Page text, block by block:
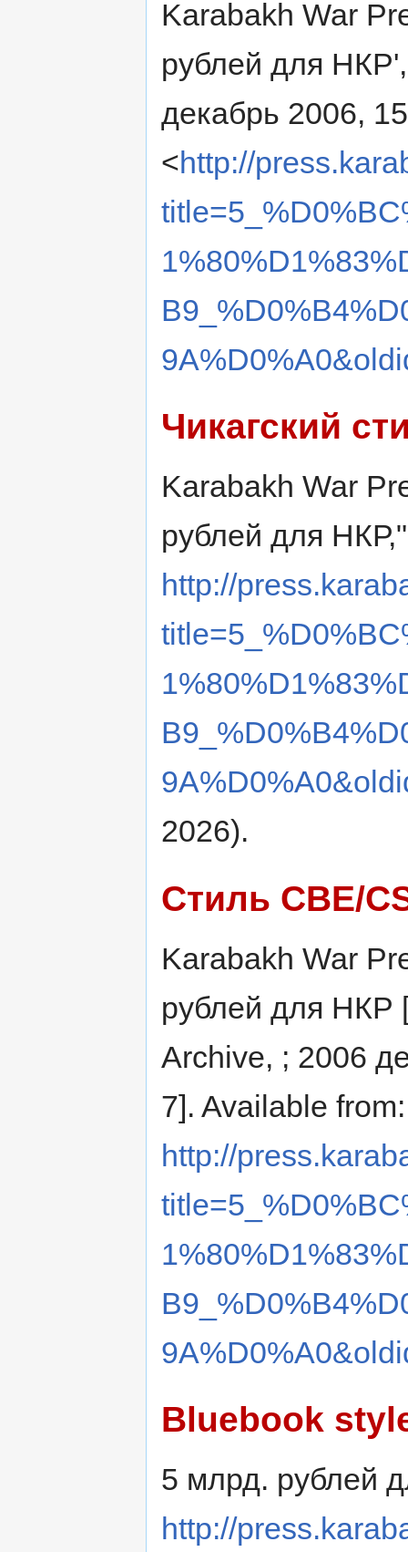
Karabakh War
рублей для
декабрь 2006,
<http://
Чикагский
Karabakh War
рублей для
http://
2026).
Стиль CBE/
Karabakh War
рублей для НКР
Archive, ; 2006
7]. Available from:
http://
Bluebook
5 млрд. рублей
http://